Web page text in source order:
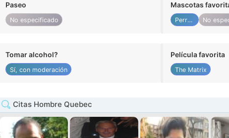
Paseo
No especificado
Mascotas
Perros
Tomar alcohol?
Sí, con moderación
Película favorita
The Matrix
Citas Hombre Quebec